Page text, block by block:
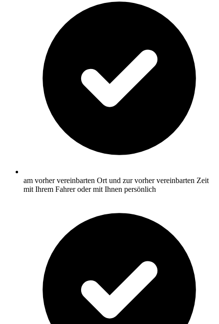
am vorher vereinbarten Ort und zur vorher vereinbarten Zeit
mit Ihrem Fahrer oder mit Ihnen persönlich